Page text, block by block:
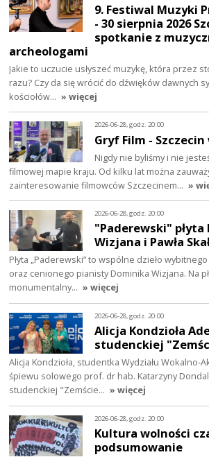
9. Festiwal Muzyki
- 30 sierpnia 2026
spotkanie z
archeologami
Jakie to uczucie usłyszeć muzykę, która przez
razu? Czy da się wrócić do dźwięków dawnych
kościołów… » więcej
2026-06-28, godz. 20:00
Gryf Film -
Nigdy nie byliśmy i nie
filmowej mapie kraju. Od kilku lat można
zainteresowanie filmowców Szczecinem… »
2026-06-28, godz. 20:00
"Paderewski" płyta
Wizjana i Pawła
Płyta „Paderewski” to wspólne dzieło
oraz cenionego pianisty Dominika Wizjana. Na
monumentalny… » więcej
2026-06-28, godz. 20:00
Alicja Kondzioła
studenckiej
Alicja Kondzioła, studentka Wydziału
śpiewu solowego prof. dr hab. Katarzyny
studenckiej "Zemście… » więcej
2026-06-28, godz. 20:00
Kultura wolności
podsumowanie